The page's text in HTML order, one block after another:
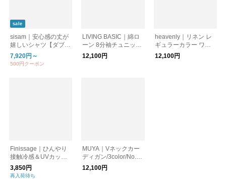
sale
sisam｜安心感の丈が
嬉しいシャツ【ダブル
ガーゼ】【長袖シャ
ツ】【ゆったり】 / W
Gリラックスシャツ
7,920円～
500円クーポン
LIVING BASIC｜綿ロ
ーン 8分袖チュニック
ブラウス トップス
ギフト 春夏 綿100%
12,100円
heavenly｜リネン レ
ギュラーカラー ワイ
ドシャツ 2613022
12,100円
Finissage｜ひんやり
接触冷感＆UVカット
サニーキャリングボレ
ロ カーディガン/紫
3,850円
再入荷待ち
MUYA｜Vネックカー
ディガン/3color/No.26
58
12,100円